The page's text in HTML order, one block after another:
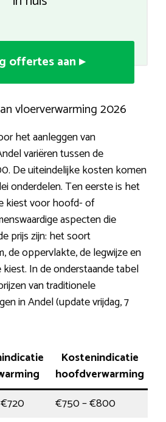
offertes aan ▸
vloerverwarming 2026
het aanleggen van
variëren tussen de
De uiteindelijke kosten komen
onderdelen. Ten eerste is het
kiest voor hoofd- of
aspecten die
prijs zijn: het soort
de oppervlakte, de legwijze en
In de onderstaande tabel
van traditionele
in Andel (update vrijdag, 7
Kostenindicatie
hoofdverwarming
€750 – €800